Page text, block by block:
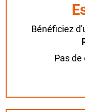
Bénéficiez
Pas